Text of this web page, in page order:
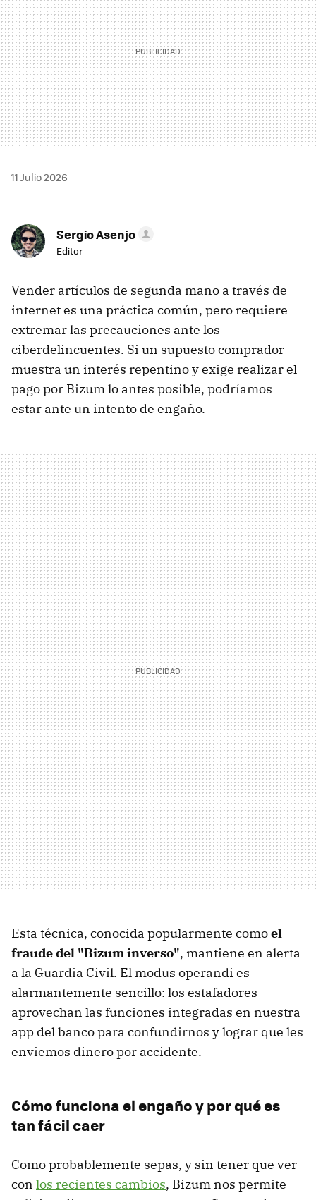
11 Julio 2026
Sergio Asenjo
Editor
Vender artículos de segunda mano a través de
internet es una práctica común, pero requiere
extremar las precauciones ante los
ciberdelincuentes. Si un supuesto comprador
muestra un interés repentino y exige realizar el
pago por Bizum lo antes posible, podríamos
estar ante un intento de engaño.
Esta técnica, conocida popularmente comoel
fraude del "Bizum inverso", mantiene en alerta
a la Guardia Civil. El modus operandi es
alarmantemente sencillo: los estafadores
aprovechan las funciones integradas en nuestra
app del banco para confundirnos y lograr que les
enviemos dinero por accidente.
Cómo funciona el engaño y por qué es
tan fácil caer
Como probablemente sepas, y sin tener que ver
con los recientes cambios, Bizum nos permite